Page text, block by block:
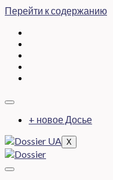
Перейти к содержанию
+ новое Досье
X